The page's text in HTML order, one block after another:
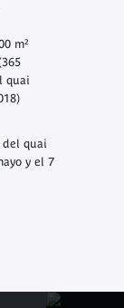
m²
quai
del quai
y el 7